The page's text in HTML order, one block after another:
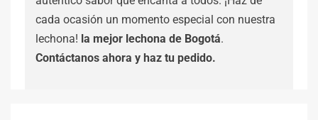
cada ocasión un momento especial con nuestra
lechona! la mejor lechona de Bogotá.
Contáctanos ahora y haz tu pedido.